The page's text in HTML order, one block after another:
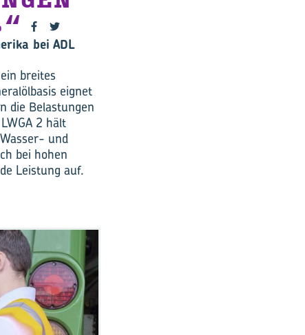
bei ADL
breites
eignet
die Belastungen
2 hält
und
bei hohen
Leistung auf.